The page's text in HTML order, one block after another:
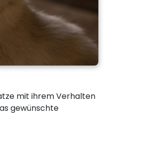
mit ihrem Verhalten
gewünschte